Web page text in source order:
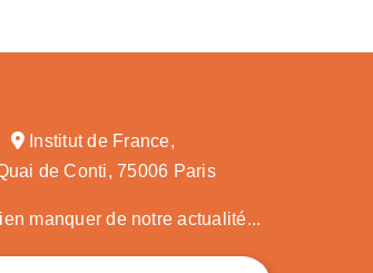
Institut de France,
de Conti, 75006 Paris
manquer de notre actualité...